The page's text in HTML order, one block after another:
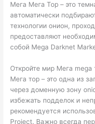
Мега Мега Тор – это
автоматически
технологии онион,
предоставляют
собой Mega Darknet
Откройте мир Мега mega
Мега тор – это одна из
через доменную зону
избежать подделок и
рекомендуется
Project. Важно всегда